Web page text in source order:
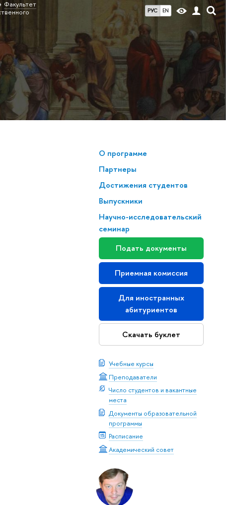
РУС EN
Факультет
О программе
Партнеры
Достижения студентов
Выпускники
Научно-исследовательский
семинар
Подать документы
Приемная комиссия
Для иностранных
абитуриентов
Скачать буклет
Учебные курсы
Преподаватели
Число студентов и вакантные
места
Документы образовательной
программы
Расписание
Академический совет